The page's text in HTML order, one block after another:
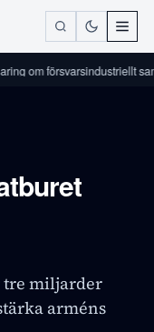
försvarsindustriellt
tre miljarder
arméns